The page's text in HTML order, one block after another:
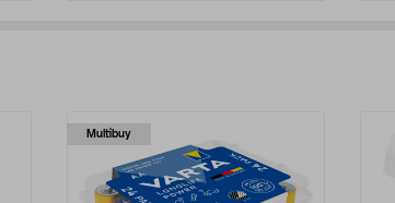
Multibuy